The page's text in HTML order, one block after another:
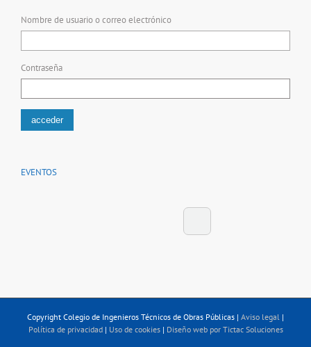
Nombre de usuario o correo electrónico
Contraseña
EVENTOS
Copyright Colegio de Ingenieros Técnicos de Obras Públicas | Aviso legal |
Política de privacidad| Uso de cookies| Diseño web por Tictac Soluciones